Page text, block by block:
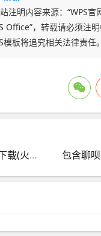
注明内容来源：“WPS官
Office”，转载请必须注
模板将追究相关法律责任。
火枪纪元苹果版下载(火枪纪元官网 为什么没有官网)